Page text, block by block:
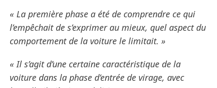
« La première phase a été de comprendre ce qui
l’empêchait de s’exprimer au mieux, quel aspect du
comportement de la voiture le limitait. »
« Il s’agit d’une certaine caractéristique de la
voiture dans la phase d’entrée de virage, avec